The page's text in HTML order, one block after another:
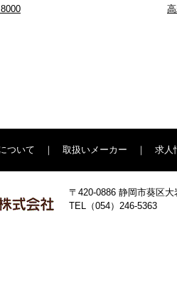
次
ついて ｜ 取扱いメーカー ｜ 求人
〒420-0886 静岡市葵区
TEL（054）246-5363